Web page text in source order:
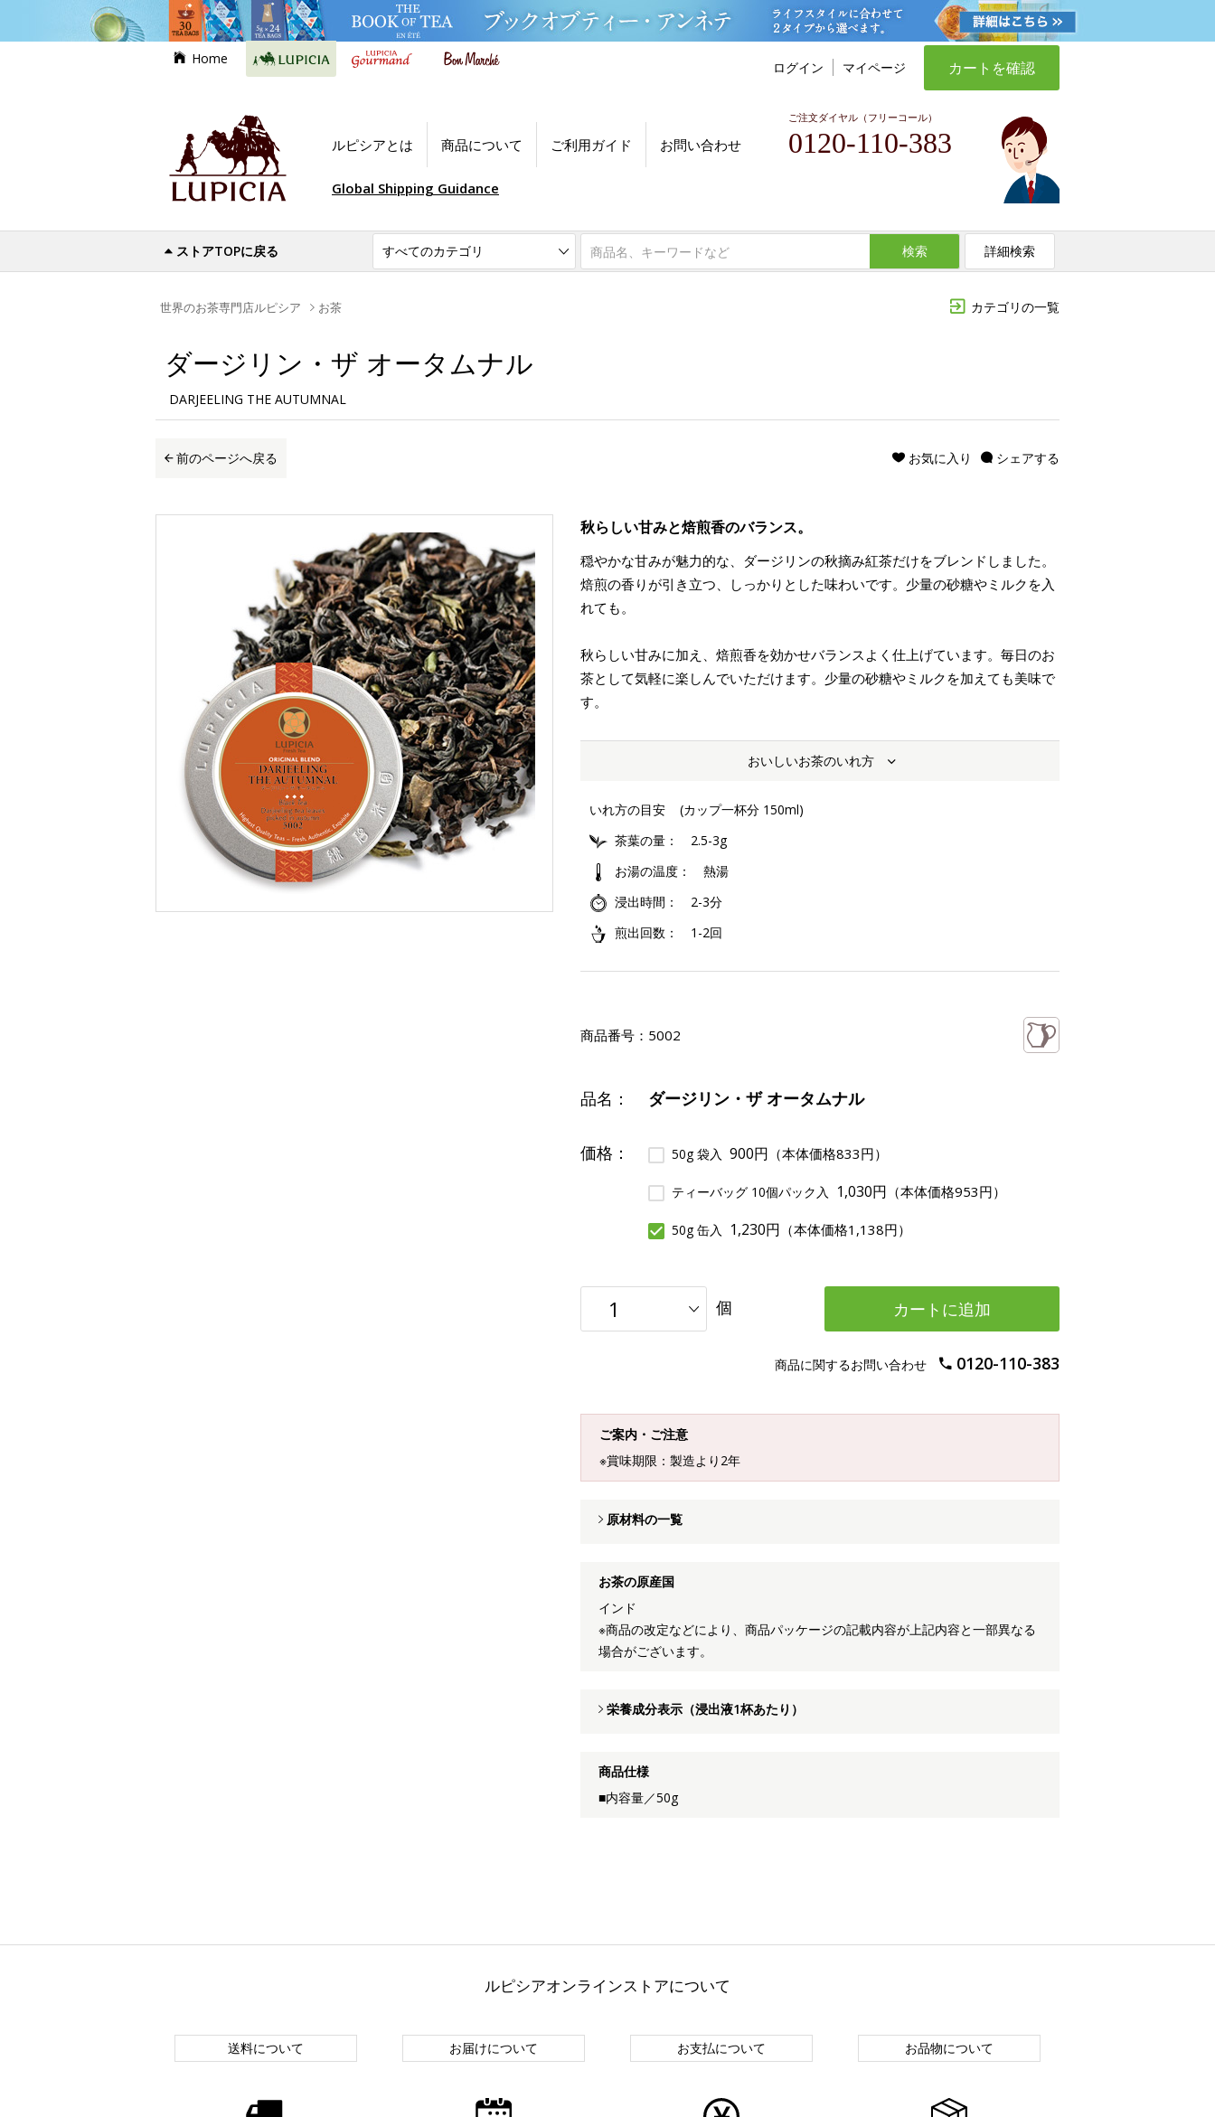
Home
ログイン マイページ カートを確認
ルピシアとは 商品について ご利用ガイド お問い合わせ
ご注文ダイヤル（フリーコール）
0120-110-383
Global Shipping Guidance
ストアTOPに戻る 検索 詳細検索
カテゴリの一覧
世界のお茶専門店ルピシア お茶
ダージリン・ザ オータムナル
DARJEELING THE AUTUMNAL
前のページへ戻る シェアする
お気に入り
秋らしい甘みと焙煎香のバランス。
穏やかな甘みが魅力的な、ダージリンの秋摘み紅茶だけをブレンドしました。
焙煎の香りが引き立つ、しっかりとした味わいです。少量の砂糖やミルクを入
れても。
秋らしい甘みに加え、焙煎香を効かせバランスよく仕上げています。毎日のお
茶として気軽に楽しんでいただけます。少量の砂糖やミルクを加えても美味で
す。
おいしいお茶のいれ方
いれ方の目安
(カップ一杯分 150ml)
茶葉の量
2.5-3g
お湯の温度
熱湯
浸出時間
2-3分
煎出回数
1-2回
商品番号： 5002
品名： ダージリン・ザ オータムナル
価格： 50g 袋入 900円 （本体価格833円）
ティーバッグ 10個パック入 1,030円 （本体価格953円）
50g 缶入 1,230円 （本体価格1,138円）
個 カートに追加
商品に関するお問い合わせ 0120-110-383
ご案内・ご注意
※賞味期限：製造より2年
原材料の一覧
お茶の原産国
インド
※商品の改定などにより、商品パッケージの記載内容が上記内容と一部異なる
場合がございます。
栄養成分表示（浸出液1杯あたり）
商品仕様
■内容量／50g
ルピシアオンラインストアについて
送料について お届けについて お支払について お品物について